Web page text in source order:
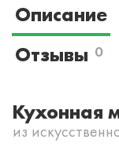
Описание
Отзывы 0
Кухонная
из